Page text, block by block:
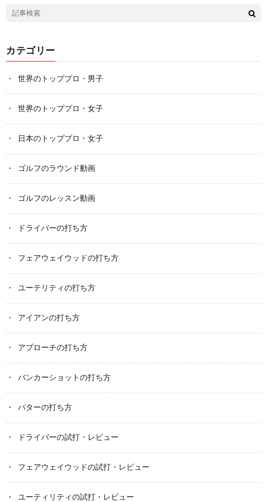
カテゴリー
世界のトッププロ・男子
世界のトッププロ・女子
日本のトッププロ・女子
ゴルフのラウンド動画
ゴルフのレッスン動画
ドライバーの打ち方
フェアウェイウッドの打ち方
ユーテリティの打ち方
アイアンの打ち方
アプローチの打ち方
バンカーショットの打ち方
パターの打ち方
ドライバーの試打・レビュー
フェアウェイウッドの試打・レビュー
ユーティリティの試打・レビュー